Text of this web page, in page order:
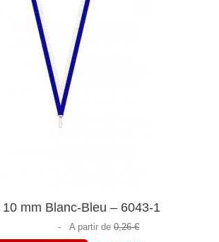
10 mm Blanc-Bleu – 6043-1
- A partir de 0,26 €